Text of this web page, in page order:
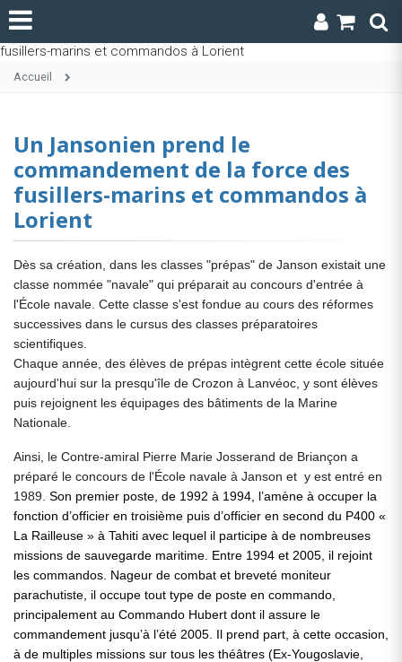
Accueil
Un Jansonien prend le
commandement de la force des
fusillers-marins et commandos à
Lorient
Dès sa création, dans les classes "prépas" de Janson existait une
classe nommée "navale" qui préparait au concours d'entrée à
l'École navale. Cette classe s'est fondue au cours des réformes
successives dans le cursus des classes préparatoires
scientifiques.
Chaque année, des élèves de prépas intègrent cette école située
aujourd'hui sur la presqu'île de Crozon à Lanvéoc, y sont élèves
puis rejoignent les équipages des bâtiments de la Marine
Nationale.
Ainsi, le Contre-amiral Pierre Marie Josserand de Briançon a
préparé le concours de l'École navale à Janson et y est entré en
1989. Son premier poste, de 1992 à 1994, l’amène à occuper la
fonction d’officier en troisième puis d’officier en second du P400 «
La Railleuse » à Tahiti avec lequel il participe à de nombreuses
missions de sauvegarde maritime. Entre 1994 et 2005, il rejoint
les commandos. Nageur de combat et breveté moniteur
parachutiste, il occupe tout type de poste en commando,
principalement au Commando Hubert dont il assure le
commandement jusqu’à l’été 2005. Il prend part, à cette occasion,
à de multiples missions sur tous les théâtres (Ex-Yougoslavie,